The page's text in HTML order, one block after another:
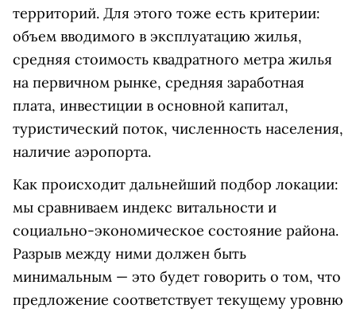
территорий. Для этого тоже есть критерии:
объем вводимого в эксплуатацию жилья,
средняя стоимость квадратного метра жилья
на первичном рынке, средняя заработная
плата, инвестиции в основной капитал,
туристический поток, численность населения,
наличие аэропорта.
Как происходит дальнейший подбор локации:
мы сравниваем индекс витальности и
социально-экономическое состояние района.
Разрыв между ними должен быть
минимальным — это будет говорить о том, что
предложение соответствует текущему уровню